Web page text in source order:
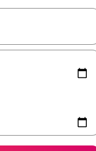
parcourez-les en